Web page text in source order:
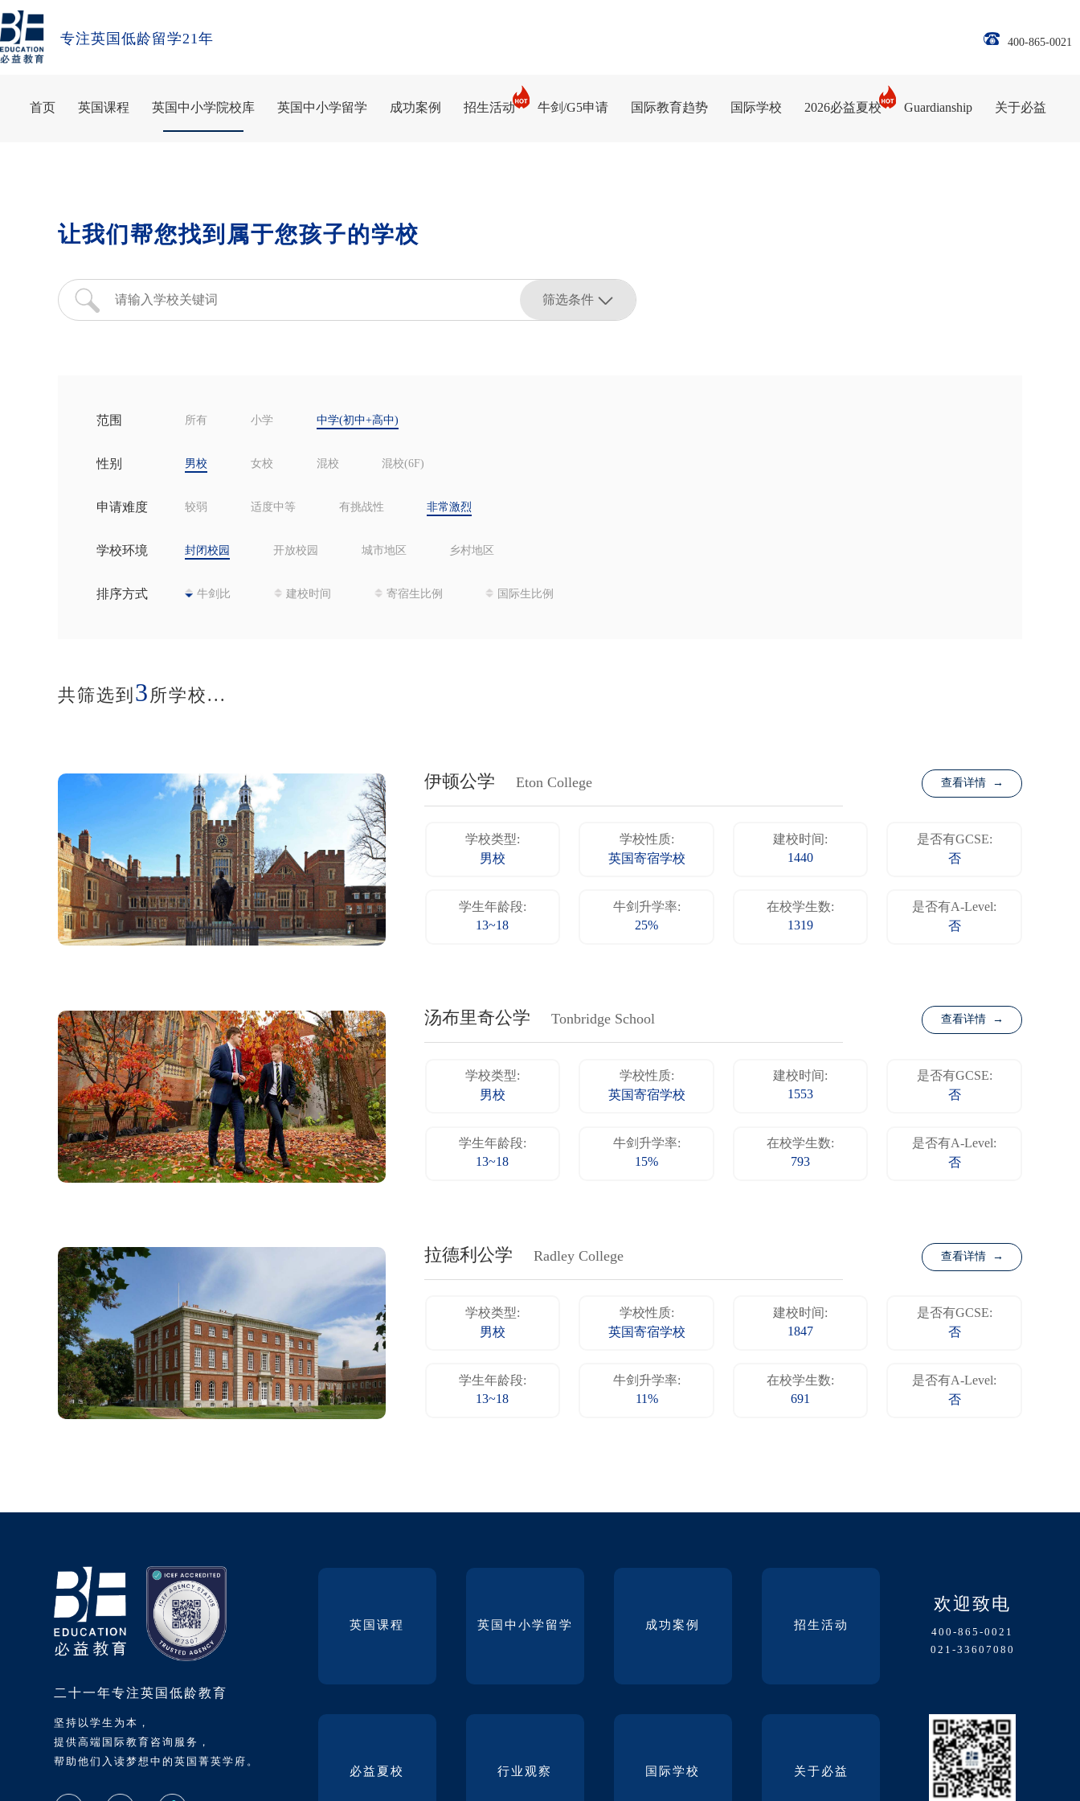
专注英国低龄留学21年 400-865-0021
首页 英国课程 英国中小学院校库 英国中小学留学 成功案例 招生活动 牛剑/G5申请 国际教育趋势 国际学校 2026必益夏校 Guardianship 关于必益
让我们帮您找到属于您孩子的学校
筛选条件
范围 所有 小学 中学(初中+高中)
性别 男校 女校 混校 混校(6F)
申请难度 较弱 适度中等 有挑战性 非常激烈
学校环境 封闭校园 开放校园 城市地区 乡村地区
排序方式 牛剑比 建校时间 寄宿生比例 国际生比例
共筛选到 3所学校...
伊顿公学 Eton College 查看详情 →
学校类型:
男校
学校性质:
英国寄宿学校
建校时间:
1440
是否有GCSE:
否
学生年龄段:
13~18
牛剑升学率:
25%
在校学生数:
1319
是否有A-Level:
否
汤布里奇公学 Tonbridge School 查看详情 →
学校类型:
男校
学校性质:
英国寄宿学校
建校时间:
1553
是否有GCSE:
否
学生年龄段:
13~18
牛剑升学率:
15%
在校学生数:
793
是否有A-Level:
否
拉德利公学 Radley College 查看详情 →
学校类型:
男校
学校性质:
英国寄宿学校
建校时间:
1847
是否有GCSE:
否
学生年龄段:
13~18
牛剑升学率:
11%
在校学生数:
691
是否有A-Level:
否
二十一年专注英国低龄教育
坚持以学生为本，
提供高端国际教育咨询服务，
帮助他们入读梦想中的英国菁英学府。
英国课程 英国中小学留学 成功案例 招生活动
必益夏校 行业观察 国际学校 关于必益
欢迎致电
400-865-0021
021-33607080